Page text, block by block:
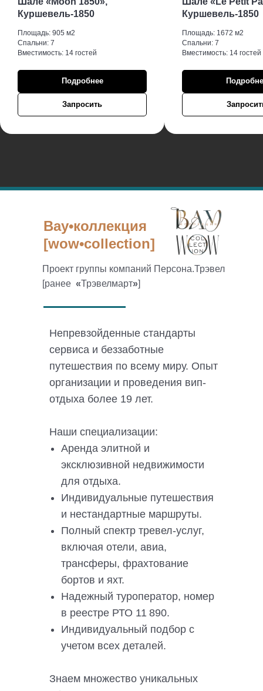
Куршевель-1850
Площадь: 905 м2
Спальни: 7
Вместимость: 14 гостей
Подробнее
Запросить
Куршевель-1850
Площадь: 1672 м2
Спальни: 7
Вместимость: 14 гостей
Вау•коллекция
[wow•collection]
Проект группы компаний Персона.Трэвел
[ранее «Трэвелмарт»]
Непревзойденные стандарты
сервиса и беззаботные
путешествия по всему миру. Опыт
организации и проведения вип-
отдыха более 19 лет.
Наши специализации:
Аренда элитной и
эксклюзивной недвижимости
для отдыха.
Индивидуальные путешествия
и нестандартные маршруты.
Полный спектр тревел-услуг,
включая отели, авиа,
трансферы, фрахтование
бортов и яхт.
Надежный туроператор, номер
в реестре РТО 11 890.
Индивидуальный подбор с
учетом всех деталей.
Знаем множество уникальных